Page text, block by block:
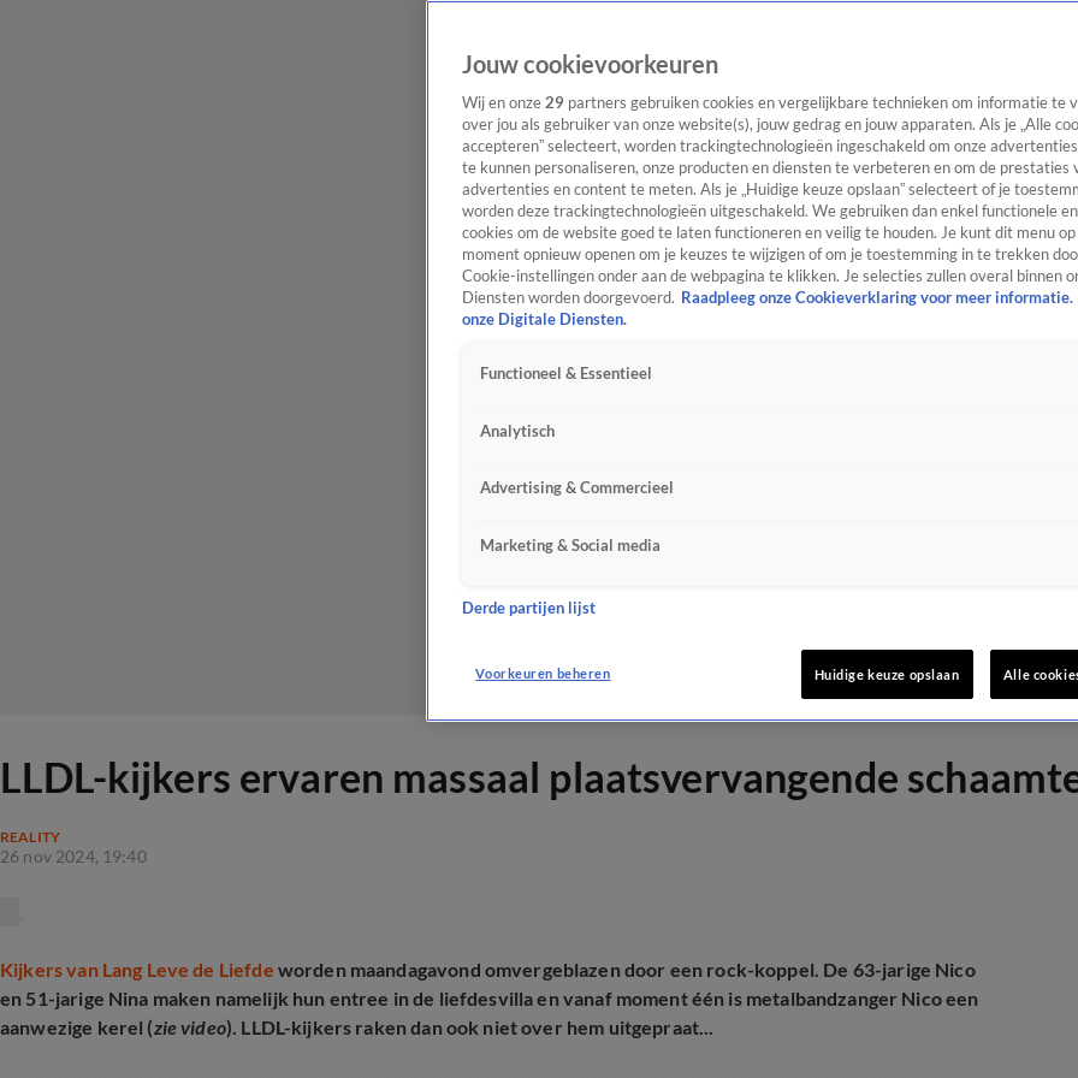
LLDL-kijkers ervaren massaal plaatsvervangende
REALITY
26 nov 2024, 19:40
Kijkers van Lang Leve de Liefde worden maandagavond omvergeblazen door een rock-koppel. De 63-jarige Nico
en 51-jarige Nina maken namelijk hun entree in de liefdesvilla en vanaf moment één is metalbandzanger Nico een
aanwezige kerel (zie video). LLDL-kijkers raken dan ook niet over hem uitgepraat...
Jouw cookievoorkeuren
Wij en onze 29 partners gebruiken cookies en vergelijkbare technieken om informatie te
over jou als gebruiker van onze website(s), jouw gedrag en jouw apparaten. Als je „Alle
accepteren” selecteert, worden trackingtechnologieën ingeschakeld om onze
te kunnen personaliseren, onze producten en diensten te verbeteren en om de prestaties
advertenties en content te meten. Als je „Huidige keuze opslaan” selecteert of je
worden deze trackingtechnologieën uitgeschakeld. We gebruiken dan enkel functionele
cookies om de website goed te laten functioneren en veilig te houden. Je kunt dit menu
moment opnieuw openen om je keuzes te wijzigen of om je toestemming in te trekken
Cookie-instellingen onder aan de webpagina te klikken. Je selecties zullen overal binnen
Diensten worden doorgevoerd. Raadpleeg onze Cookieverklaring voor meer informatie.
onze Digitale Diensten.
Functioneel & Essentieel
Analytisch
Advertising & Commercieel
Marketing & Social media
Derde partijen lijst
Voorkeuren beheren Huidige keuze opslaan Alle